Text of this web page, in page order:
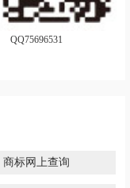
QQ75696531
商标网上查询